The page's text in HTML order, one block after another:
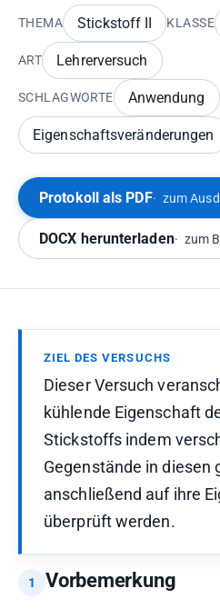
THEMA Stickstoff II KLASSE
ART Lehrerversuch
SCHLAGWORTE Anwendung
Eigenschaftsveränderungen
Protokoll als PDF zum
DOCX herunterladen zum
ZIEL DES VERSUCHS
Dieser Versuch
kühlende Eigenschaft
Stickstoffs indem
Gegenstände in diesen
anschließend auf ihre
überprüft werden.
Vorbemerkung